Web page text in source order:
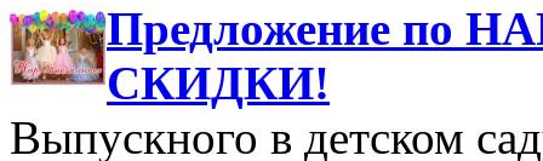
Предложение по
СКИДКИ!
Выпускного в детском